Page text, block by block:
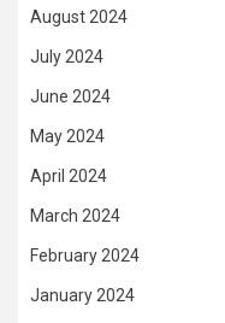
August 2024
July 2024
June 2024
May 2024
April 2024
March 2024
February 2024
January 2024